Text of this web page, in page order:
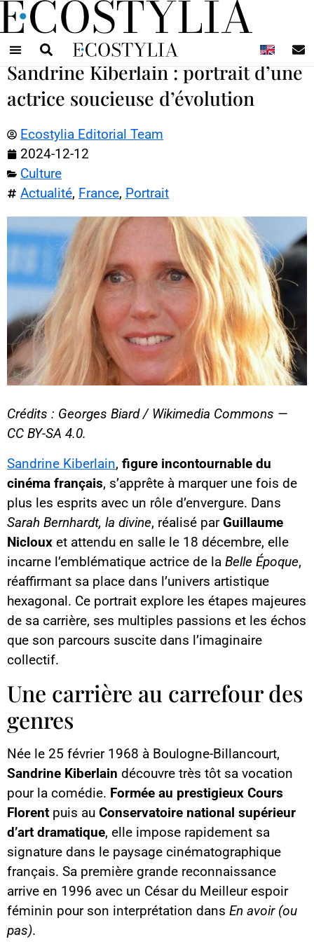
Sandrine Kiberlain : portrait d’une
actrice soucieuse d’évolution
Ecostylia Editorial Team
2024-12-12
Culture
Actualité, France, Portrait
Crédits : Georges Biard / Wikimedia Commons —
CC BY-SA 4.0.
Sandrine Kiberlain, figure incontournable du
cinéma français, s’apprête à marquer une fois de
plus les esprits avec un rôle d’envergure. Dans
Sarah Bernhardt, la divine, réalisé parGuillaume
Nicloux et attendu en salle le 18 décembre, elle
incarne l’emblématique actrice de la Belle Époque,
réaffirmant sa place dans l’univers artistique
hexagonal. Ce portrait explore les étapes majeures
de sa carrière, ses multiples passions et les échos
que son parcours suscite dans l’imaginaire
collectif.
Une carrière au carrefour des
genres
Née le 25 février 1968 à Boulogne-Billancourt,
Sandrine Kiberlain découvre très tôt sa vocation
pour la comédie. Formée au prestigieux Cours
Florent puis au Conservatoire national supérieur
d’art dramatique, elle impose rapidement sa
signature dans le paysage cinématographique
français. Sa première grande reconnaissance
arrive en 1996 avec un César du Meilleur espoir
féminin pour son interprétation dans En avoir (ou
pas).